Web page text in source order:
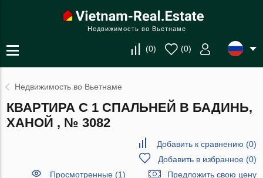
Недвижимость во Вьетнаме
(0) (0)
Недвижимость во Вьетнаме
КВАРТИРА С 1 СПАЛЬНЕЙ В БАДИНЬ,
ХАНОЙ , № 3082
Добавить к сравнению (0)
Добавить в избранное(0)
Просмотренные (1)
Предложить свою цену